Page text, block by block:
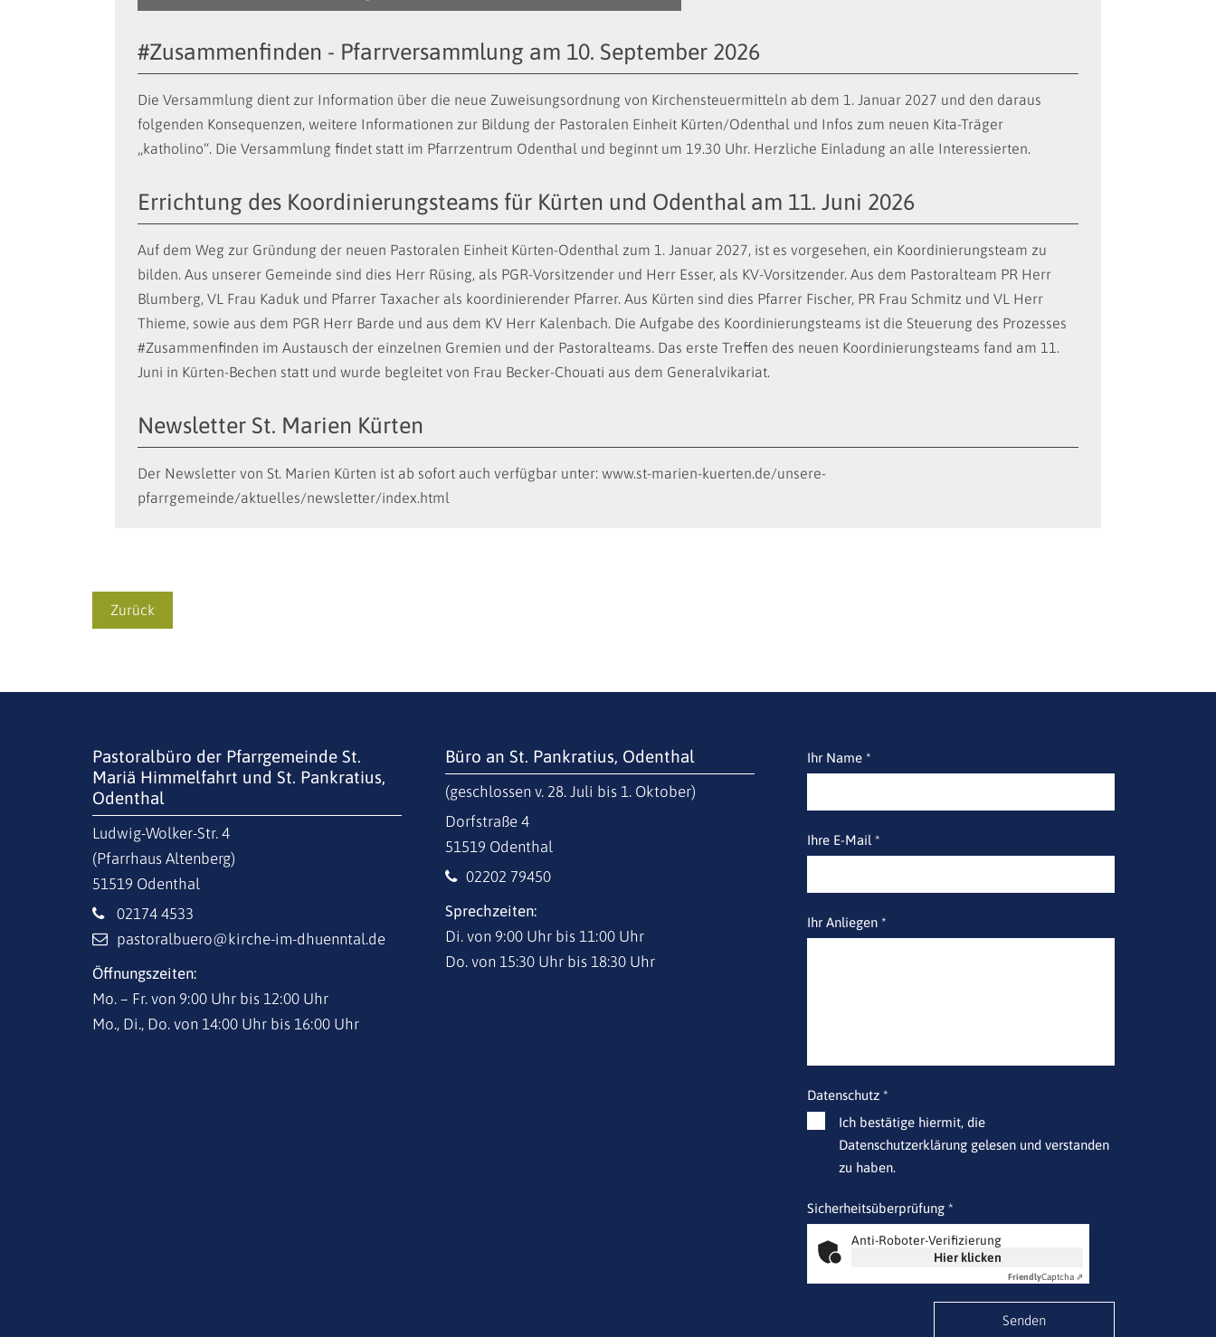
#Zusammenfinden - Pfarrversammlung am 10. September 2026
Die Versammlung dient zur Information über die neue Zuweisungsordnung von Kirchensteuermitteln ab dem 1. Januar 2027 und den daraus
folgenden Konsequenzen, weitere Informationen zur Bildung der Pastoralen Einheit Kürten/Odenthal und Infos zum neuen Kita-Träger
„katholino“. Die Versammlung findet statt im Pfarrzentrum Odenthal und beginnt um 19.30 Uhr. Herzliche Einladung an alle Interessierten.
Errichtung des Koordinierungsteams für Kürten und Odenthal am 11. Juni 2026
Auf dem Weg zur Gründung der neuen Pastoralen Einheit Kürten-Odenthal zum 1. Januar 2027, ist es vorgesehen, ein Koordinierungsteam zu
bilden. Aus unserer Gemeinde sind dies Herr Rüsing, als PGR-Vorsitzender und Herr Esser, als KV-Vorsitzender. Aus dem Pastoralteam PR Herr
Blumberg, VL Frau Kaduk und Pfarrer Taxacher als koordinierender Pfarrer. Aus Kürten sind dies Pfarrer Fischer, PR Frau Schmitz und VL Herr
Thieme, sowie aus dem PGR Herr Barde und aus dem KV Herr Kalenbach. Die Aufgabe des Koordinierungsteams ist die Steuerung des Prozesses
#Zusammenfinden im Austausch der einzelnen Gremien und der Pastoralteams. Das erste Treffen des neuen Koordinierungsteams fand am 11.
Juni in Kürten-Bechen statt und wurde begleitet von Frau Becker-Chouati aus dem Generalvikariat.
Newsletter St. Marien Kürten
Der Newsletter von St. Marien Kürten ist ab sofort auch verfügbar unter: www.st-marien-kuerten.de/unsere-
pfarrgemeinde/aktuelles/newsletter/index.html
Zurück
Pastoralbüro der Pfarrgemeinde St.
Mariä Himmelfahrt und St. Pankratius,
Odenthal
Ludwig-Wolker-Str. 4
(Pfarrhaus Altenberg)
51519 Odenthal
02174 4533
pastoralbuero@kirche-im-dhuenntal.de
Öffnungszeiten:
Mo. – Fr. von 9:00 Uhr bis 12:00 Uhr
Mo., Di., Do. von 14:00 Uhr bis 16:00 Uhr
Büro an St. Pankratius, Odenthal
(geschlossen v. 28. Juli bis 1. Oktober)
Dorfstraße 4
51519 Odenthal
02202 79450
Sprechzeiten:
Di. von 9:00 Uhr bis 11:00 Uhr
Do. von 15:30 Uhr bis 18:30 Uhr
Ihr Name *
Ihre E-Mail *
Ihr Anliegen *
Datenschutz *
Ich bestätige hiermit, die
Datenschutzerklärung gelesen und verstanden
zu haben.
Sicherheitsüberprüfung *
Anti-Roboter-Verifizierung
Hier klicken
FriendlyCaptcha ⇗